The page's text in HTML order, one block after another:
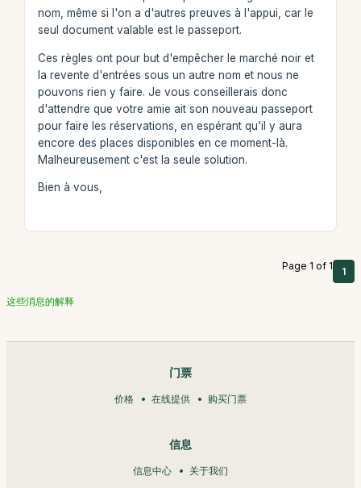
nom, même si l'on a d'autres preuves à l'appui, car le
seul document valable est le passeport.
Ces règles ont pour but d'empêcher le marché noir et
la revente d'entrées sous un autre nom et nous ne
pouvons rien y faire. Je vous conseillerais donc
d'attendre que votre amie ait son nouveau passeport
pour faire les réservations, en espérant qu'il y aura
encore des places disponibles en ce moment-là.
Malheureusement c'est la seule solution.
Bien à vous,
Page 1 of 1 1
这些消息的解释
门票
价格 在线提供 购买门票
信息
信息中心 关于我们